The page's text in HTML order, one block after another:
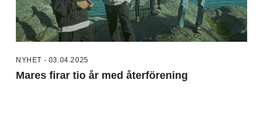
NYHET - 03.04.2025
Mares firar tio år med återförening